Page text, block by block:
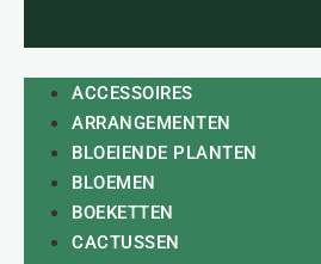
ACCESSOIRES
ARRANGEMENTEN
BLOEIENDE PLANTEN
BLOEMEN
BOEKETTEN
CACTUSSEN